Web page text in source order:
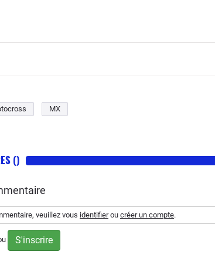
MX
()
veuillez vous identifierou créer un compte.
S'inscrire